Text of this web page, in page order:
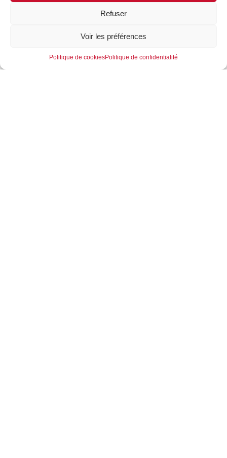
Refuser
Voir les préférences
Politique de cookiesPolitique de confidentialité
beautiful achievements, in the celebration of 170 years
Manufacture: FORMES & SCULPTURES
Installation: FORMES & SCULPTURES